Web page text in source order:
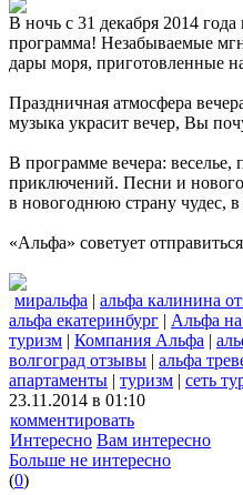
В ночь с 31 декабря 2014
программа! Незабываемые
дары моря, приготовленные
Праздничная атмосфера
музыка украсит вечер, Вы
В программе вечера:
приключений. Песни и
в новогоднюю страну чудес, в
«Альфа» советует
миральфа | альфа калинина
альфа екатеринбург | Альфа на
туризм | Компания Альфа |
волгоград отзывы | альфа
апартаменты | туризм | сеть
23.11.2014 в 01:10
комментировать
Интересно Вам интересно
Больше не интересно
(0)